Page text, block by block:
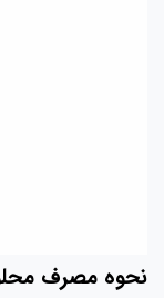
مصرف